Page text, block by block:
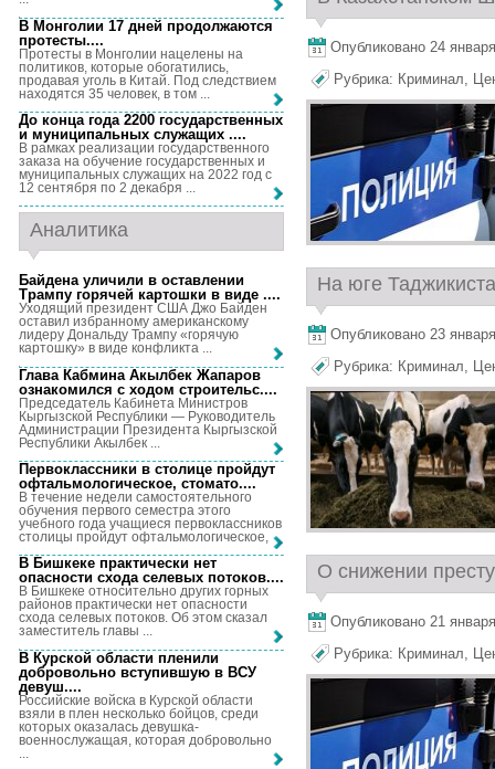
Опубликовано 24
Рубрика: Криминал,
На юге
Опубликовано 23
Рубрика: Криминал,
О снижении
Опубликовано 21
Рубрика: Криминал,
В Монголии 17 дней продолжаются
протесты....
Протесты в Монголии нацелены на
политиков, которые обогатились,
продавая уголь в Китай. Под следствием
находятся 35 человек, в том ...
До конца года 2200 государственных
и муниципальных служащих ....
В рамках реализации государственного
заказа на обучение государственных и
муниципальных служащих на 2022 год с
12 сентября по 2 декабря ...
Аналитика
Байдена уличили в оставлении
Трампу горячей картошки в виде ....
Уходящий президент США Джо Байден
оставил избранному американскому
лидеру Дональду Трампу «горячую
картошку» в виде конфликта ...
Глава Кабмина Акылбек Жапаров
ознакомился с ходом строительс....
Председатель Кабинета Министров
Кыргызской Республики — Руководитель
Администрации Президента Кыргызской
Республики Акылбек ...
Первоклассники в столице пройдут
офтальмологическое, стомато....
В течение недели самостоятельного
обучения первого семестра этого
учебного года учащиеся первоклассников
столицы пройдут офтальмологическое, ...
В Бишкеке практически нет
опасности схода селевых потоков....
В Бишкеке относительно других горных
районов практически нет опасности
схода селевых потоков. Об этом сказал
заместитель главы ...
В Курской области пленили
добровольно вступившую в ВСУ
девуш....
Российские войска в Курской области
взяли в плен несколько бойцов, среди
которых оказалась девушка-
военнослужащая, которая добровольно